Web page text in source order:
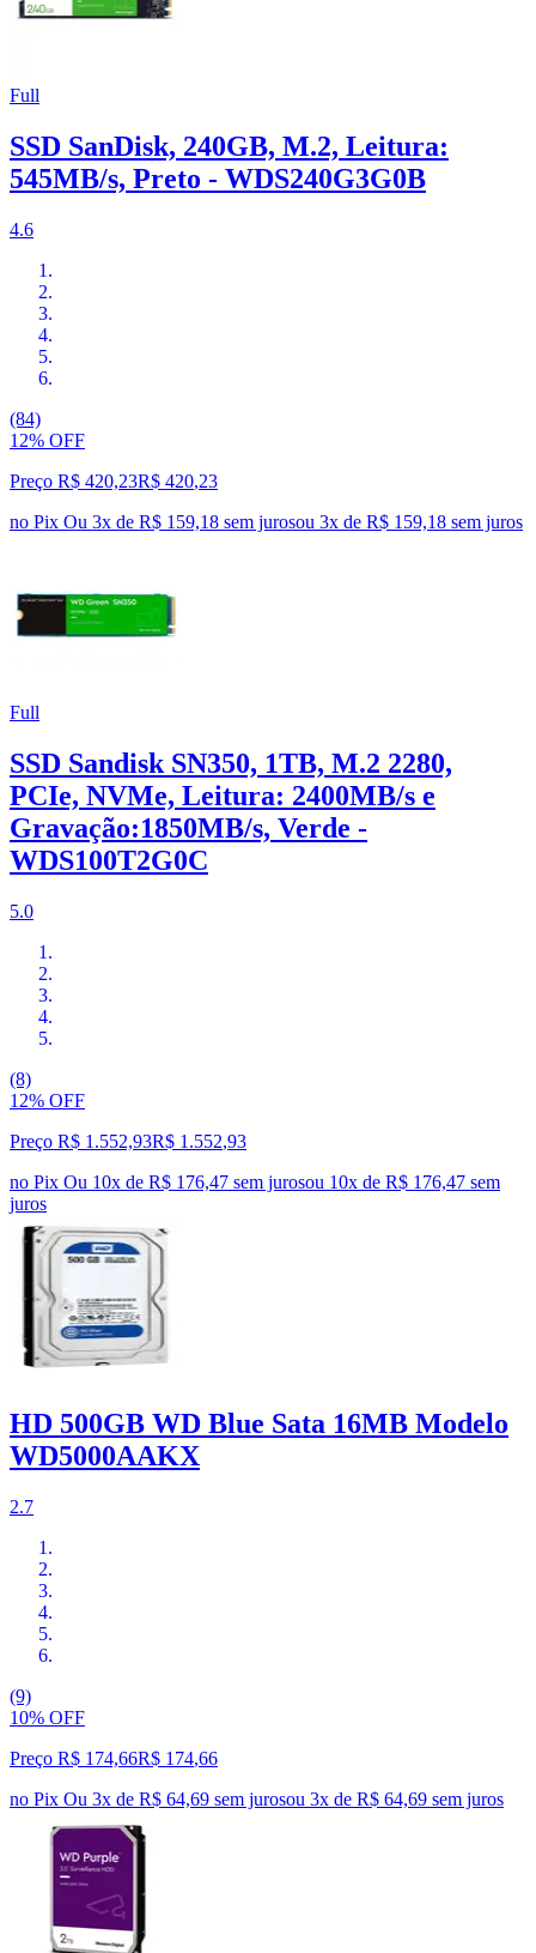
Full
SSD SanDisk, 240GB, M.2, Leitura:
545MB/s, Preto - WDS240G3G0B
4.6
(84)
12% OFF
Preço R$ 420,23R$ 420,23
no Pix Ou 3x de R$ 159,18 sem jurosou 3x de R$ 159,18 sem juros
Full
SSD Sandisk SN350, 1TB, M.2 2280,
PCIe, NVMe, Leitura: 2400MB/s e
Gravação:1850MB/s, Verde -
WDS100T2G0C
5.0
(8)
12% OFF
Preço R$ 1.552,93R$ 1.552,93
no Pix Ou 10x de R$ 176,47 sem jurosou 10x de R$ 176,47 sem
juros
HD 500GB WD Blue Sata 16MB Modelo
WD5000AAKX
2.7
(9)
10% OFF
Preço R$ 174,66R$ 174,66
no Pix Ou 3x de R$ 64,69 sem jurosou 3x de R$ 64,69 sem juros